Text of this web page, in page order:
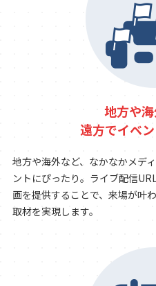
地方や
遠方でイベ
地方や海外など、なかなかメデ
ントにぴったり。ライブ配信
画を提供することで、来場が叶
取材を実現します。